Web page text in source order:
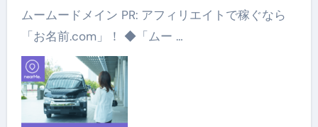
ムームードメイン PR: アフィリエイトで稼ぐなら
「お名前.com」！ ◆「ムー …